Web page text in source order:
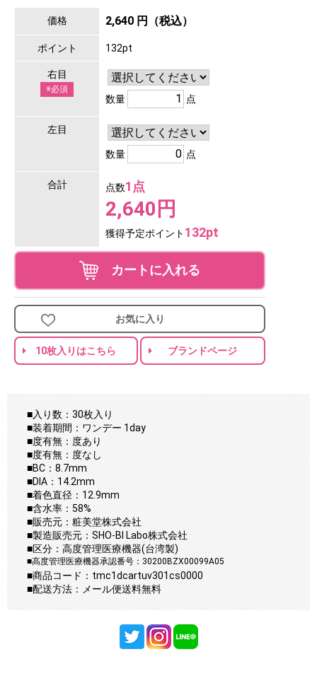
価格 2,640 円（税込）
ポイント 132pt
右目
※必須
数量 点
左目
数量 点
合計 点数1点
2,640円
獲得予定ポイント 132pt
カートに入れる
お気に入り
10枚入りはこちら ブランドページ
■入り数：30枚入り
■装着期間：ワンデー 1day
■度有無：度あり
■度有無：度なし
■BC：8.7mm
■DIA：14.2mm
■着色直径：12.9mm
■含水率：58%
■販売元：粧美堂株式会社
■製造販売元：SHO-BI Labo株式会社
■区分：高度管理医療機器(台湾製)
■高度管理医療機器承認番号：30200BZX00099A05
■商品コード：tmc1dcartuv301cs0000
■配送方法：メール便送料無料